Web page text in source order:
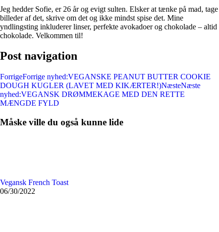
Jeg hedder Sofie, er 26 år og evigt sulten. Elsker at tænke på mad, tage
billeder af det, skrive om det og ikke mindst spise det. Mine
yndlingsting inkluderer linser, perfekte avokadoer og chokolade – altid
chokolade. Velkommen til!
Post navigation
ForrigeForrige nyhed:VEGANSKE PEANUT BUTTER COOKIE
DOUGH KUGLER (LAVET MED KIKÆRTER!)NæsteNæste
nyhed:VEGANSK DRØMMEKAGE MED DEN RETTE
MÆNGDE FYLD
Måske ville du også kunne lide
Vegansk French Toast
06/30/2022